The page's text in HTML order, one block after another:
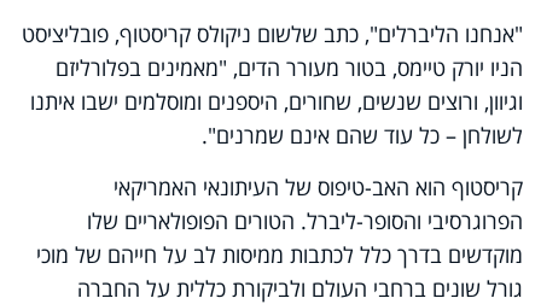
"אנחנו הליברלים", כתב שלשום ניקולס קריסטוף, פובליציסט
הניו יורק טיימס, בטור מעורר הדים, "מאמינים בפלורליזם
וגיוון, ורוצים שנשים, שחורים, היספנים ומוסלמים ישבו איתנו
לשולחן – כל עוד שהם אינם שמרנים".
קריסטוף הוא האב-טיפוס של העיתונאי האמריקאי
הפרוגרסיבי והסופר-ליברל. הטורים הפופולאריים שלו
מוקדשים בדרך כלל לכתבות ממיסות לב על חייהם של מוכי
גורל שונים ברחבי העולם ולביקורת כללית על החברה